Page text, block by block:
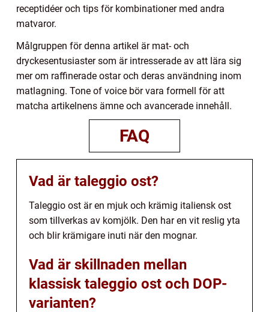
receptidéer och tips för kombinationer med andra
matvaror.
Målgruppen för denna artikel är mat- och
dryckesentusiaster som är intresserade av att lära sig
mer om raffinerade ostar och deras användning inom
matlagning. Tone of voice bör vara formell för att
matcha artikelnens ämne och avancerade innehåll.
FAQ
Vad är taleggio ost?
Taleggio ost är en mjuk och krämig italiensk ost
som tillverkas av komjölk. Den har en vit reslig yta
och blir krämigare inuti när den mognar.
Vad är skillnaden mellan
klassisk taleggio ost och DOP-
varianten?